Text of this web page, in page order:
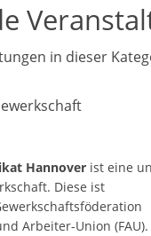
in dieser
Hannover ist eine
Diese ist
Arbeiter-Union (FAU).